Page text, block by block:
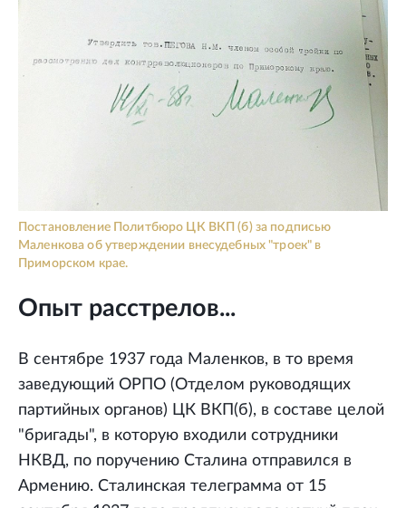
Постановление Политбюро ЦК ВКП (б) за подписью
Маленкова об утверждении внесудебных "троек" в
Приморском крае.
Опыт расстрелов...
В сентябре 1937 года Маленков, в то время
заведующий ОРПО (Отделом руководящих
партийных органов) ЦК ВКП(б), в составе целой
"бригады", в которую входили сотрудники
НКВД, по поручению Сталина отправился в
Армению. Сталинская телеграмма от 15